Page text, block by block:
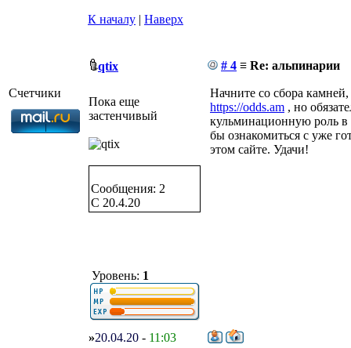
Счетчики
К началу | Наверх
qtix # 4 ≡ Re: альпинарии
Пока еще
застенчивый
Сообщения: 2
C 20.4.20
Уровень: 1
Начните со сбора
https://odds.am , но
кульминационную роль в
бы ознакомиться с уже
этом сайте. Удачи!
»20.04.20 - 11:03